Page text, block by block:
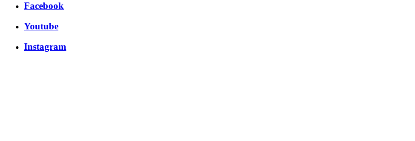
Facebook
Youtube
Instagram